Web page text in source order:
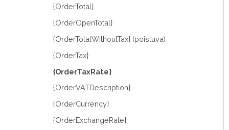
{OrderTotal}
{OrderOpenTotal}
{OrderTotalWithoutTax} (poistuva)
{OrderTax}
{OrderTaxRate}
{OrderVATDescription}
{OrderCurrency}
{OrderExchangeRate}